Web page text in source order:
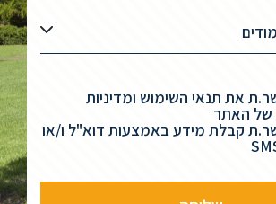
את תנאי השימוש ומדיניות
של האתר
קבלת מידע באמצעות דוא"ל ו/או